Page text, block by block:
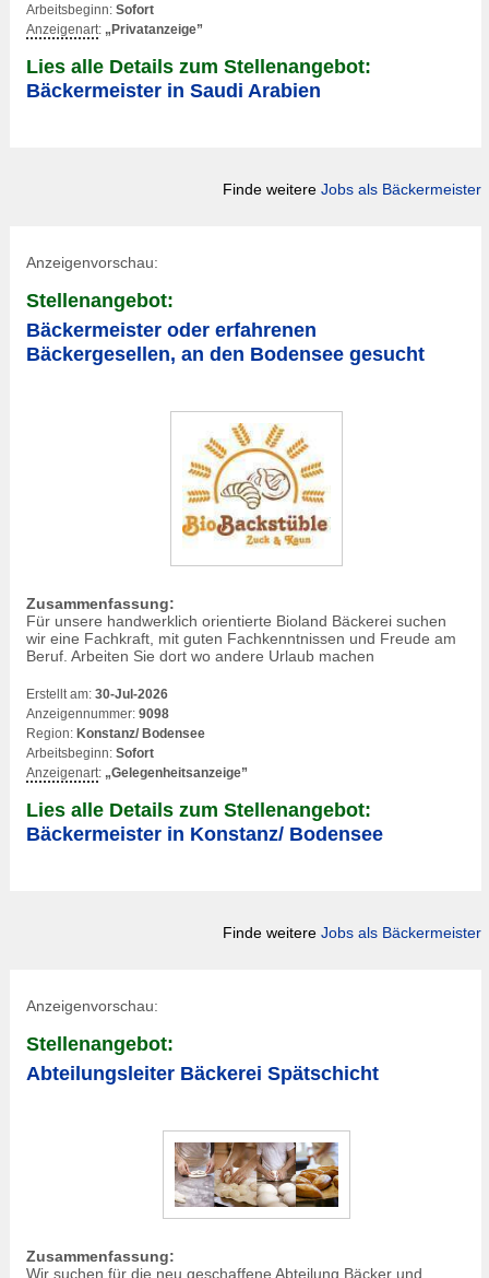
Arbeitsbeginn: Sofort
Anzeigenart: „Privatanzeige”
Lies alle Details zum Stellenangebot:
Bäckermeister in Saudi Arabien
Finde weitere Jobs als Bäckermeister
Anzeigenvorschau:
Stellenangebot:
Bäckermeister oder erfahrenen
Bäckergesellen, an den Bodensee gesucht
Zusammenfassung:
Für unsere handwerklich orientierte Bioland Bäckerei suchen
wir eine Fachkraft, mit guten Fachkenntnissen und Freude am
Beruf. Arbeiten Sie dort wo andere Urlaub machen
Erstellt am: 30-Jul-2026
Anzeigennummer: 9098
Region: Konstanz/ Bodensee
Arbeitsbeginn: Sofort
Anzeigenart: „Gelegenheitsanzeige”
Lies alle Details zum Stellenangebot:
Bäckermeister in Konstanz/ Bodensee
Finde weitere Jobs als Bäckermeister
Anzeigenvorschau:
Stellenangebot:
Abteilungsleiter Bäckerei Spätschicht
Zusammenfassung:
Wir suchen für die neu geschaffene Abteilung Bäcker und